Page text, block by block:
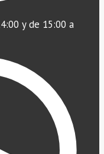
y de 15:00 a